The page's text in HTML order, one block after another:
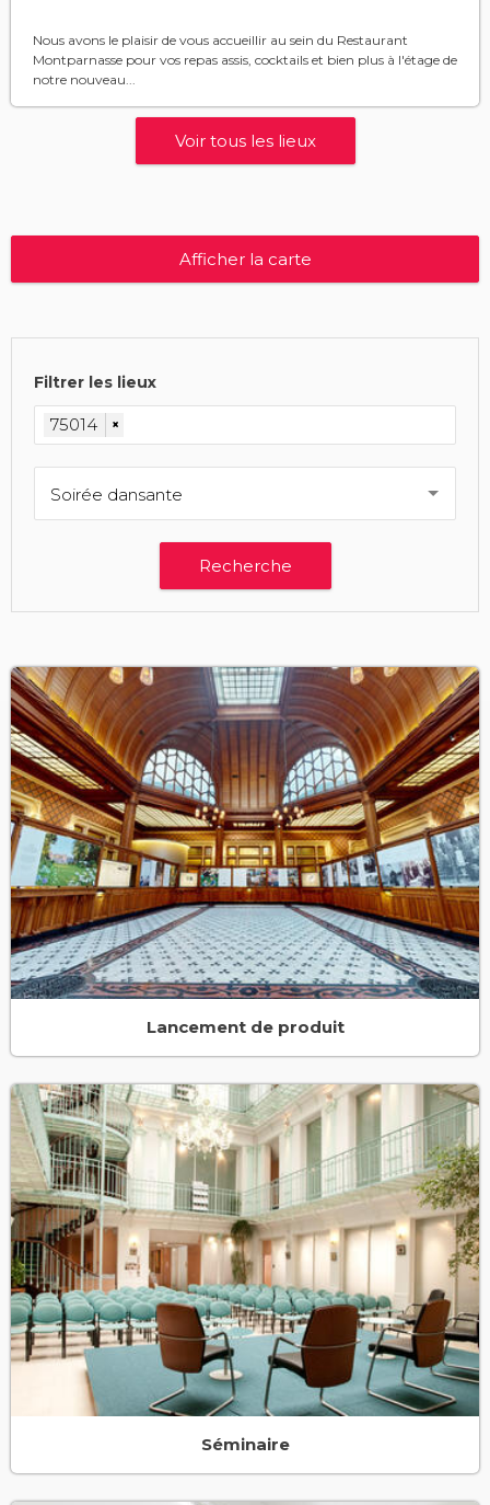
Nous avons le plaisir de vous accueillir au sein du Restaurant
Montparnasse pour vos repas assis, cocktails et bien plus à l'étage de
notre nouveau...
Voir tous les lieux
Afficher la carte
Filtrer les lieux
75014 ×
Soirée dansante
Lancement de produit
Séminaire